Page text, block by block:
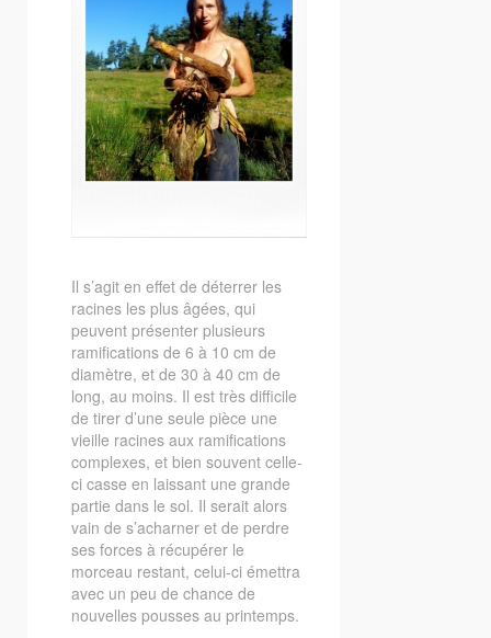
Il s’agit en effet de déterrer les
racines les plus âgées, qui
peuvent présenter plusieurs
ramifications de 6 à 10 cm de
diamètre, et de 30 à 40 cm de
long, au moins. Il est très difficile
de tirer d’une seule pièce une
vieille racines aux ramifications
complexes, et bien souvent celle-
ci casse en laissant une grande
partie dans le sol. Il serait alors
vain de s’acharner et de perdre
ses forces à récupérer le
morceau restant, celui-ci émettra
avec un peu de chance de
nouvelles pousses au printemps.